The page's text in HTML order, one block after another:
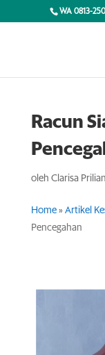
WA 0813-
Racun
oleh Clarisa
Home» Artikel
Pencegahan